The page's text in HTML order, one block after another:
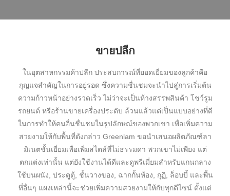
ขายปลีก
ในอุตสาหกรรมค้าปลีก ประสบการณ์ที่ยอดเยี่ยมของลูกค้าคือ
กุญแจสำคัญในการอยู่รอด ซึ่งความชื่นชมจะนำไปสู่การเริ่มต้น
ความก้าวหน้าอย่างรวดเร็ว ไม่ว่าจะเป็นห้างสรรพสินค้า โชว์รูม
รถยนต์ หรือร้านขายเครื่องประดับ ล้วนแล้วแต่เป็นแบบอย่างที่ดี
ในการทำให้คนอื่นชื่นชมในรูปลักษณ์ของพวกเขา เพื่อเพิ่มความ
สวยงามให้กับพื้นที่ดังกล่าว Greenlam ขอนำเสนอผลิตภัณฑ์ลา
มิเนตชั้นเยี่ยมเพื่อเพิ่มสไตล์ที่ไม่ธรรมดา พวกเขาไม่เพียง แต่
ตกแต่งเท่านั้น แต่ยังใช้งานได้ดีและดูพรีเมี่ยมสำหรับแกนกลาง
ใช้บนผนัง, ประตูตู้, ชั้นวางของ, ฉากกั้นห้อง, กุฏิ, ล็อบบี้ และพื้น
ที่อื่นๆ แผงเหล่านี้จะช่วยเพิ่มความสวยงามให้กับทุกดีไซน์ ตั้งแต่